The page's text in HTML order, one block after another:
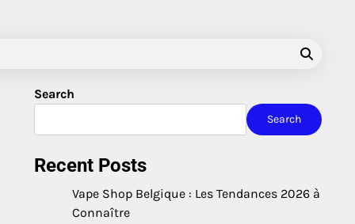
Search
Search
Recent Posts
Vape Shop Belgique : Les Tendances 2026 à
Connaître